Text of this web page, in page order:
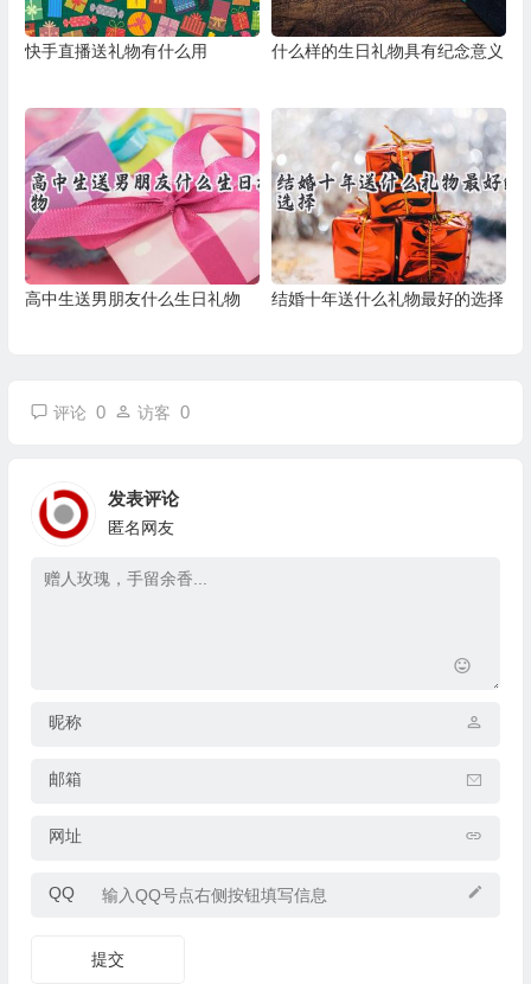
快手直播送礼物有什么用 什么样的生日礼物具有纪念意义
高中生送男朋友什么生日礼物 结婚十年送什么礼物最好的选择
评论 0 访客 0
发表评论
匿名网友
昵称
邮箱
网址
QQ